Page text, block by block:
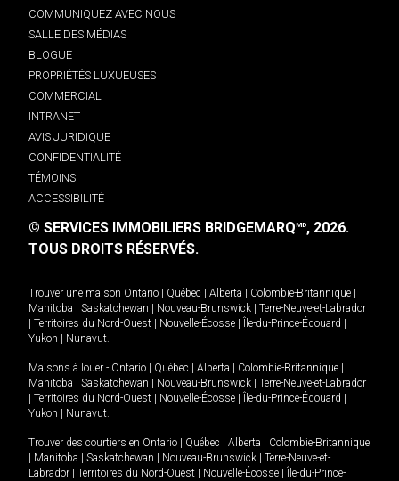
COMMUNIQUEZ AVEC NOUS
SALLE DES MÉDIAS
BLOGUE
PROPRIÉTÉS LUXUEUSES
COMMERCIAL
INTRANET
AVIS JURIDIQUE
CONFIDENTIALITÉ
TÉMOINS
ACCESSIBILITÉ
© SERVICES IMMOBILIERS BRIDGEMARQMD, 2026.
TOUS DROITS RÉSERVÉS.
Trouver une maison Ontario Québec Alberta Colombie-Britannique
Manitoba
Saskatchewan Nouveau-Brunswick
Terre-Neuve-et-Labrador
Territoires du Nord-Ouest Nouvelle-Écosse Île-du-Prince-Édouard
Yukon
Nunavut.
Maisons à louer - Ontario Québec Alberta Colombie-Britannique
Manitoba
Saskatchewan Nouveau-Brunswick
Terre-Neuve-et-Labrador
Territoires du Nord-Ouest Nouvelle-Écosse Île-du-Prince-Édouard
Yukon
Nunavut.
Trouver des courtiers en Ontario Québec Alberta
Colombie-Britannique
Manitoba Saskatchewan Nouveau-Brunswick
Terre-Neuve-et-
Labrador
Territoires du Nord-Ouest Nouvelle-Écosse
Île-du-Prince-